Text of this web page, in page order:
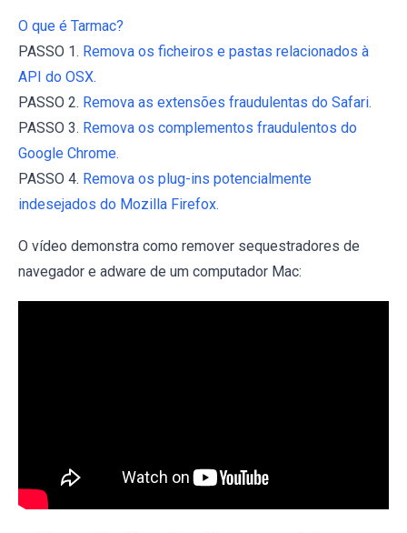
O que é Tarmac?
PASSO 1. Remova os ficheiros e pastas relacionados à
API do OSX.
PASSO 2. Remova as extensões fraudulentas do Safari.
PASSO 3. Remova os complementos fraudulentos do
Google Chrome.
PASSO 4. Remova os plug-ins potencialmente
indesejados do Mozilla Firefox.
O vídeo demonstra como remover sequestradores de
navegador e adware de um computador Mac: